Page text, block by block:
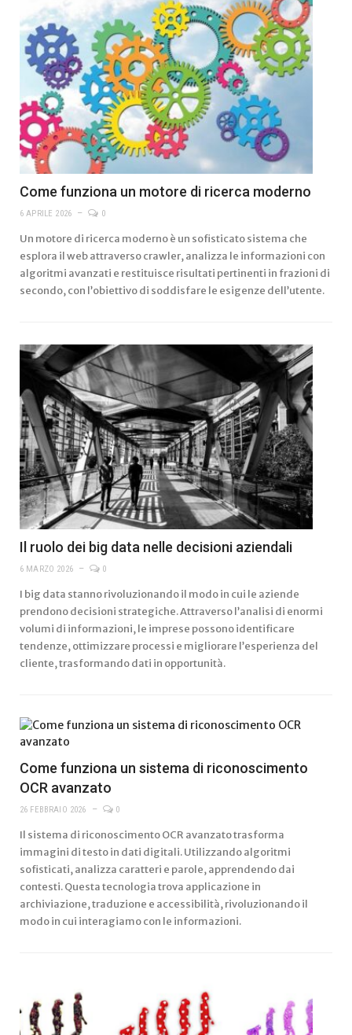
Come funziona un motore di ricerca moderno
6 APRILE 2026 0
Un motore di ricerca moderno è un sofisticato sistema che
esplora il web attraverso crawler, analizza le informazioni con
algoritmi avanzati e restituisce risultati pertinenti in frazioni di
secondo, con l’obiettivo di soddisfare le esigenze dell’utente.
Il ruolo dei big data nelle decisioni aziendali
6 MARZO 2026 0
I big data stanno rivoluzionando il modo in cui le aziende
prendono decisioni strategiche. Attraverso l’analisi di enormi
volumi di informazioni, le imprese possono identificare
tendenze, ottimizzare processi e migliorare l’esperienza del
cliente, trasformando dati in opportunità.
Come funziona un sistema di riconoscimento
OCR avanzato
26 FEBBRAIO 2026 0
Il sistema di riconoscimento OCR avanzato trasforma
immagini di testo in dati digitali. Utilizzando algoritmi
sofisticati, analizza caratteri e parole, apprendendo dai
contesti. Questa tecnologia trova applicazione in
archiviazione, traduzione e accessibilità, rivoluzionando il
modo in cui interagiamo con le informazioni.